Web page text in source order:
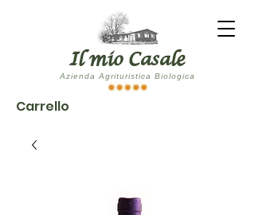
Azienda Agrituristica Biologica
Il mio Casale
Carrello